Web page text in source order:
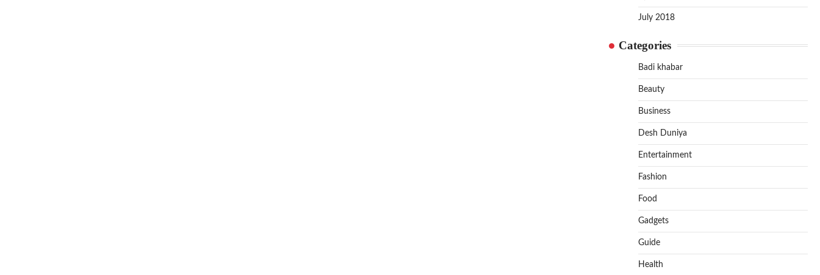
July 2018
Categories
Badi khabar
Beauty
Business
Desh Duniya
Entertainment
Fashion
Food
Gadgets
Guide
Health